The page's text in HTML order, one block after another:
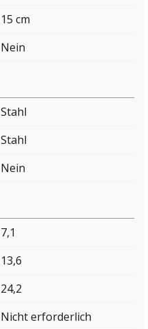
15 cm
Nein
Stahl
Stahl
Nein
7,1
13,6
24,2
Nicht erforderlich